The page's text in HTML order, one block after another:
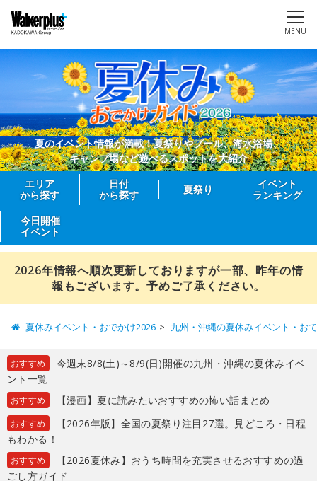
MENU
夏のイベント情報が満載！夏祭りやプール、海水浴場、
キャンプ場など遊べるスポットを大紹介
エリア
から探す
日付
から探す
夏祭り
イベント
ランキング
今日開催
イベント
2026年情報へ順次更新しておりますが一部、昨年の情
報もございます。予めご了承ください。
夏休みイベント・おでかけ2026 九州・沖縄の夏休みイベント・お
おすすめ
今週末8/8(土)～8/9(日)開催の九州・沖縄の夏休みイベ
ント一覧
おすすめ 【漫画】夏に読みたいおすすめの怖い話まとめ
おすすめ
【2026年版】全国の夏祭り注目27選。見どころ・日程
もわかる！
おすすめ
【2026夏休み】おうち時間を充実させるおすすめの過
ごし方ガイド